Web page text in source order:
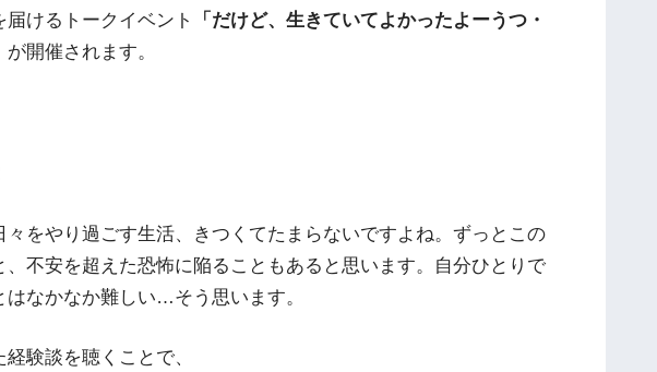
けるトークイベント
「だけど、生きていてよかったよーうつ・
が開催されます。
々をやり過ごす生活、きつくてたまらないですよね。ずっとこの
不安を超えた恐怖に陥ることもあると思います。自分ひとりで
なかなか難しい…そう思います。
験談を聴くことで、